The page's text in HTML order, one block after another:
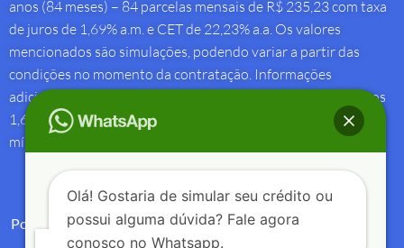
anos (84 meses) – 84 parcelas mensais de R$ 235,23 com taxa
de juros de 1,69% a.m. e CET de 22,23% a.a. Os valores
mencionados são simulações, podendo variar a partir das
condições no momento da contratação. Informações
adicionais sobre antecipação saque-aniversário: Taxa de juros
1,69% a.m e Custo Efetivo Total máximo de 1,92% a.m. e
mínimo de 1,88% a.m.
Política de Privacidade
Olá! Gostaria de simular seu crédito ou
possui alguma dúvida? Fale agora
conosco no Whatsapp.